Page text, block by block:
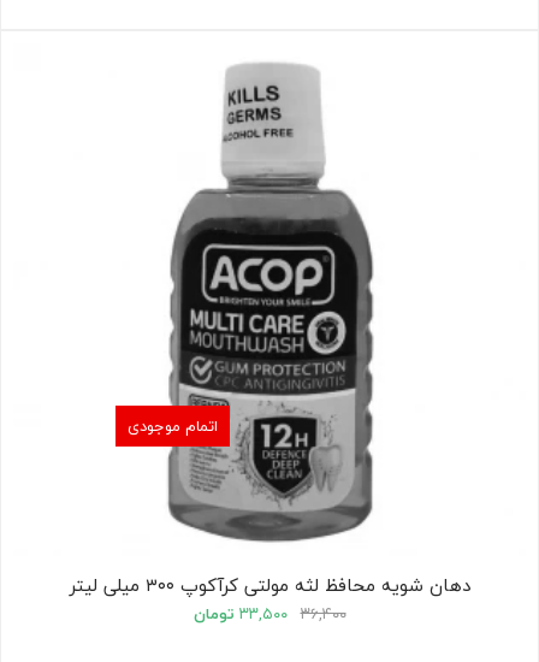
اتمام موجودی
دهان شویه محافظ لثه مولتی کرآکوپ ۳۰۰ میلی لیتر
۳۶,۴۰۰ ۳۳,۵۰۰ تومان